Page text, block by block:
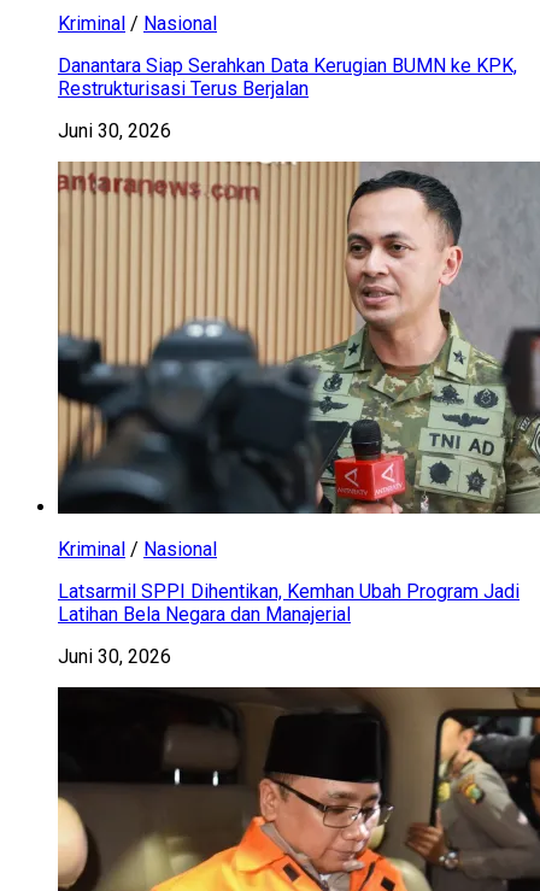
Kriminal / Nasional
Danantara Siap Serahkan Data Kerugian BUMN ke KPK,
Restrukturisasi Terus Berjalan
Juni 30, 2026
Kriminal / Nasional
Latsarmil SPPI Dihentikan, Kemhan Ubah Program Jadi
Latihan Bela Negara dan Manajerial
Juni 30, 2026